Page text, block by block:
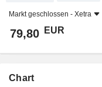
Markt geschlossen - Xetra
79,80 EUR
Chart